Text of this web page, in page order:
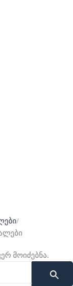
მოიძებნა.